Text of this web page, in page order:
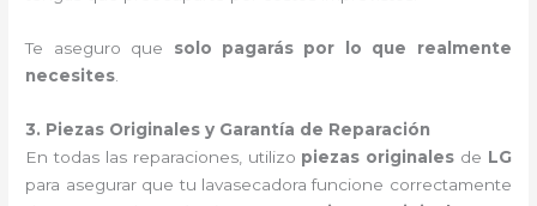
Te aseguro que solo pagarás por lo que realmente
necesites
3. Piezas Originales y Garantía de Reparación
En todas las reparaciones, utilizo piezas originales de LG
para asegurar que tu lavasecadora funcione correctamente